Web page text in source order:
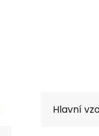
Hlavní